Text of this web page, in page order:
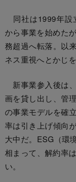
同社は1999年設
から事業を始めた
務超過へ転落。以
ネス重視へとかじを
新事業参入後は
画を貸し出し、管
の事業モデルを確
率は引き上げ傾向
大中だ。ESG（環
相まって、解約率
い。